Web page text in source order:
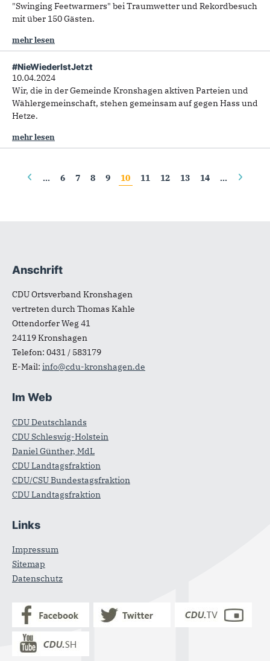
"Swinging Feetwarmers" bei Traumwetter und Rekordbesuch
mit über 150 Gästen.
mehr lesen
#NieWiederIstJetzt
10.04.2024
Wir, die in der Gemeinde Kronshagen aktiven Parteien und
Wählergemeinschaft, stehen gemeinsam auf gegen Hass und
Hetze.
mehr lesen
Seiten
… 6 7 8 9 10 11 12 13 14 …
Fußbereich
Anschrift
CDU Ortsverband Kronshagen
vertreten durch Thomas Kahle
Ottendorfer Weg 41
24119Kronshagen
Telefon: 0431 / 583179
E-Mail: info@cdu-kronshagen.de
Im Web
CDU Deutschlands
CDU Schleswig-Holstein
Daniel Günther, MdL
CDU Landtagsfraktion
CDU/CSU Bundestagsfraktion
CDU Landtagsfraktion
Links
Impressum
Sitemap
Datenschutz